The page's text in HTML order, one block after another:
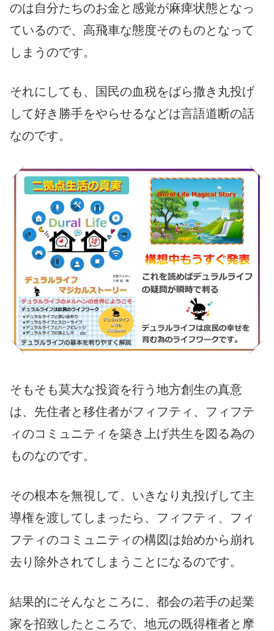
のは自分たちのお金と感覚が麻痺状態となっ
ているので、高飛車な態度そのものとなって
しまうのです。
それにしても、国民の血税をばら撒き丸投げ
して好き勝手をやらせるなどは言語道断の話
なのです。
そもそも莫大な投資を行う地方創生の真意
は、先住者と移住者がフィフティ、フィフテ
ィのコミュニティを築き上げ共生を図る為の
ものなのです。
その根本を無視して、いきなり丸投げして主
導権を渡してしまったら、フィフティ、フィ
フティのコミュニティの構図は始めから崩れ
去り除外されてしまうことになるのです。
結果的にそんなところに、都会の若手の起業
家を招致したところで、地元の既得権者と摩